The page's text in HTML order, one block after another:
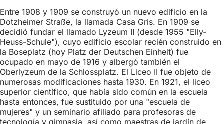
Entre 1908 y 1909 se construyó un nuevo edificio en la
Dotzheimer Straße, la llamada Casa Gris. En 1909 se
decidió fundar el llamado Lyzeum II (desde 1955 "Elly-
Heuss-Schule"), cuyo edificio escolar recién construido en
la Boseplatz (hoy Platz der Deutschen Einheit) fue
ocupado en mayo de 1916 y albergó también el
Oberlyzeum de la Schlossplatz. El Liceo II fue objeto de
numerosas modificaciones hasta 1930. En 1921, el liceo
superior científico, que había sido común en la escuela
hasta entonces, fue sustituido por una "escuela de
mujeres" y un seminario afiliado para profesoras de
tecnología y gimnasia, así como maestras de jardín de